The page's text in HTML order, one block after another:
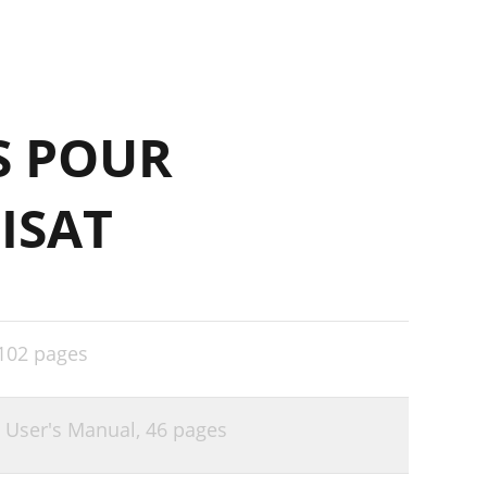
POUR
pages
User's Manual, 46 pages